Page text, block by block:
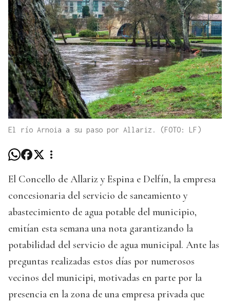
El río Arnoia a su paso por Allariz. (FOTO: LF)
El Concello de Allariz y Espina e Delfín, la empresa
concesionaria del servicio de saneamiento y
abastecimiento de agua potable del municipio,
emitían esta semana una nota garantizando la
potabilidad del servicio de agua municipal. Ante las
preguntas realizadas estos días por numerosos
vecinos del municipi, motivadas en parte por la
presencia en la zona de una empresa privada que